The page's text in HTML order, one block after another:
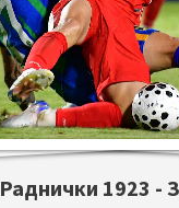
Раднички 1923 -